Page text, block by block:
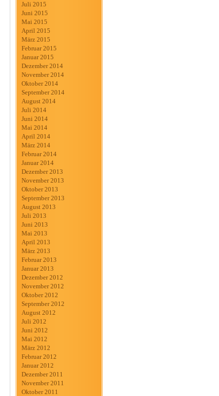
Juli 2015
Juni 2015
Mai 2015
April 2015
März 2015
Februar 2015
Januar 2015
Dezember 2014
November 2014
Oktober 2014
September 2014
August 2014
Juli 2014
Juni 2014
Mai 2014
April 2014
März 2014
Februar 2014
Januar 2014
Dezember 2013
November 2013
Oktober 2013
September 2013
August 2013
Juli 2013
Juni 2013
Mai 2013
April 2013
März 2013
Februar 2013
Januar 2013
Dezember 2012
November 2012
Oktober 2012
September 2012
August 2012
Juli 2012
Juni 2012
Mai 2012
März 2012
Februar 2012
Januar 2012
Dezember 2011
November 2011
Oktober 2011